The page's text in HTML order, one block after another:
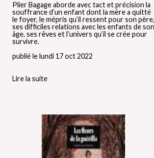
Plier Bagage aborde avec tact et précision la
souffrance d’un enfant dont la mère a quitté
le foyer, le mépris qu’il ressent pour son père,
ses difficiles relations avec les enfants de son
âge, ses rêves et l’univers qu’il se crée pour
survivre.
publié le lundi 17 oct 2022
Lire la suite